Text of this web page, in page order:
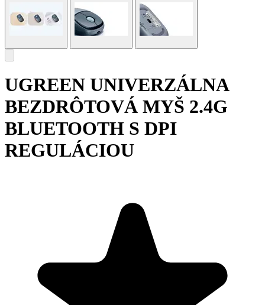
UGREEN UNIVERZÁLNA
BEZDRÔTOVÁ MYŠ 2.4G
BLUETOOTH S DPI
REGULÁCIOU